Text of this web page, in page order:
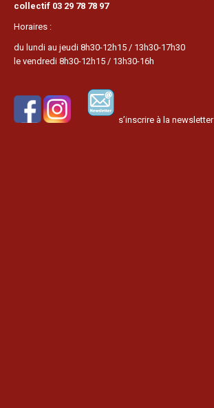
collectif 03 29 78 78 97
Horaires :
du lundi au jeudi 8h30-12h15 / 13h30-17h30
le vendredi 8h30-12h15 / 13h30-16h
s’inscrire à la newsletter